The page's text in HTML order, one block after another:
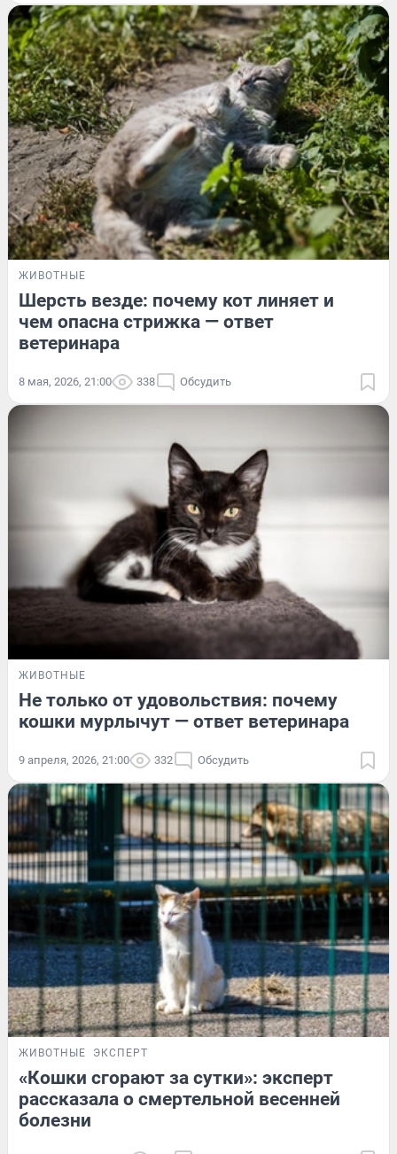
ЖИВОТНЫЕ
Шерсть везде: почему кот линяет и
чем опасна стрижка — ответ
ветеринара
8 мая, 2026, 21:00 338 Обсудить
ЖИВОТНЫЕ
Не только от удовольствия: почему
кошки мурлычут — ответ ветеринара
9 апреля, 2026, 21:00 332 Обсудить
ЖИВОТНЫЕ ЭКСПЕРТ
«Кошки сгорают за сутки»: эксперт
рассказала о смертельной весенней
болезни